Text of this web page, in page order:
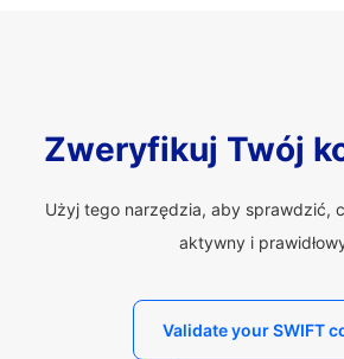
Zweryfikuj Twój
Użyj tego narzędzia, aby sprawdzić,
aktywny i
Validate your SWIFT